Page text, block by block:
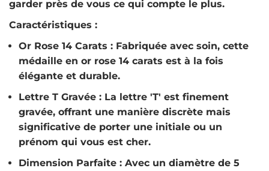
garder près de vous ce qui compte le plus.
Caractéristiques :
Or Rose 14 Carats : Fabriquée avec soin, cette
médaille en or rose 14 carats est à la fois
élégante et durable.
Lettre T Gravée : La lettre 'T' est finement
gravée, offrant une manière discrète mais
significative de porter une initiale ou un
prénom qui vous est cher.
Dimension Parfaite : Avec un diamètre de 5